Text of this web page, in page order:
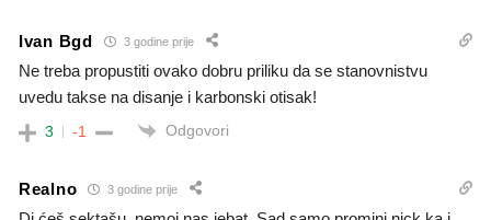
Ivan Bgd 3 godine prije
Ne treba propustiti ovako dobru priliku da se stanovnistvu
uvedu takse na disanje i karbonski otisak!
3 -1 Odgovori
Realno 3 godine prije